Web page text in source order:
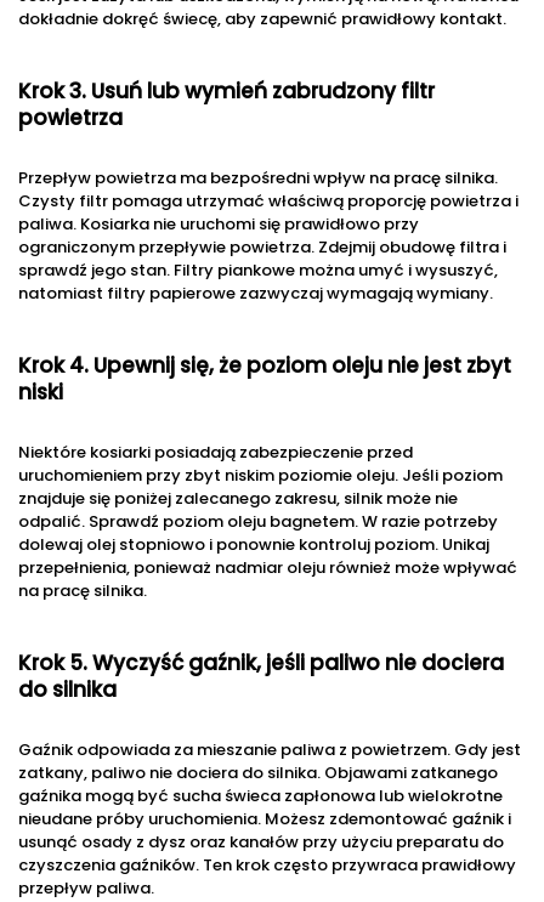
dokładnie dokręć świecę, aby zapewnić prawidłowy kontakt.
Krok 3. Usuń lub wymień zabrudzony filtr
powietrza
Przepływ powietrza ma bezpośredni wpływ na pracę silnika.
Czysty filtr pomaga utrzymać właściwą proporcję powietrza i
paliwa. Kosiarka nie uruchomi się prawidłowo przy
ograniczonym przepływie powietrza. Zdejmij obudowę filtra i
sprawdź jego stan. Filtry piankowe można umyć i wysuszyć,
natomiast filtry papierowe zazwyczaj wymagają wymiany.
Krok 4. Upewnij się, że poziom oleju nie jest zbyt
niski
Niektóre kosiarki posiadają zabezpieczenie przed
uruchomieniem przy zbyt niskim poziomie oleju. Jeśli poziom
znajduje się poniżej zalecanego zakresu, silnik może nie
odpalić. Sprawdź poziom oleju bagnetem. W razie potrzeby
dolewaj olej stopniowo i ponownie kontroluj poziom. Unikaj
przepełnienia, ponieważ nadmiar oleju również może wpływać
na pracę silnika.
Krok 5. Wyczyść gaźnik, jeśli paliwo nie dociera
do silnika
Gaźnik odpowiada za mieszanie paliwa z powietrzem. Gdy jest
zatkany, paliwo nie dociera do silnika. Objawami zatkanego
gaźnika mogą być sucha świeca zapłonowa lub wielokrotne
nieudane próby uruchomienia. Możesz zdemontować gaźnik i
usunąć osady z dysz oraz kanałów przy użyciu preparatu do
czyszczenia gaźników. Ten krok często przywraca prawidłowy
przepływ paliwa.